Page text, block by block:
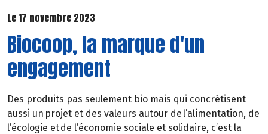
Le 17 novembre 2023
Biocoop, la marque d'un
engagement
Des produits pas seulement bio mais qui concrétisent
aussi un projet et des valeurs autour de l’alimentation, de
l’écologie et de l’économie sociale et solidaire, c’est la